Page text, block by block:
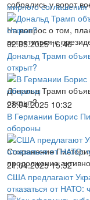
собрались у ворот
мирного соглашения
На вопрос о том,
встретиться с
02.05.2025 16:46
Дональд Трамп
открыт?
Дональд Трамп
открыт?
28.04.2025 10:32
В Германии Борис
обороны
Сохранение
продолжение
21.04.2025 15:32
США предлагают
отказаться от